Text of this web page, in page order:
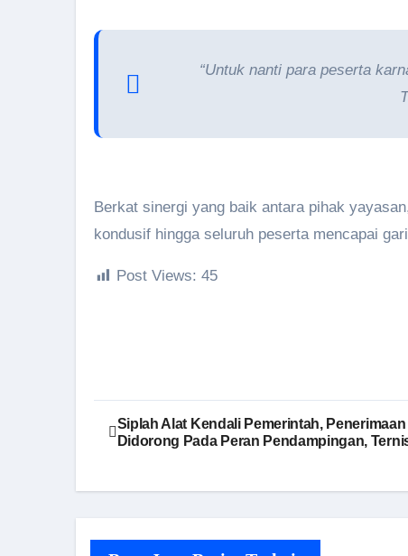
“Untuk nanti para peserta
Berkat sinergi yang baik antara pihak
kondusif hingga seluruh peserta mencapai
Post Views: 45
Navigasi
pos
Siplah Alat Kendali Pemerintah,
Didorong Pada Peran Pendampingan,